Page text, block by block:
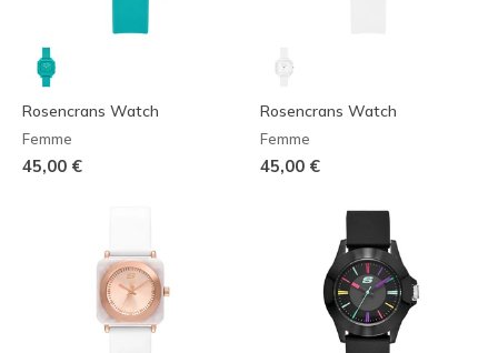
Rosencrans Watch
Femme
45,00 €
Rosencrans Watch
Femme
45,00 €